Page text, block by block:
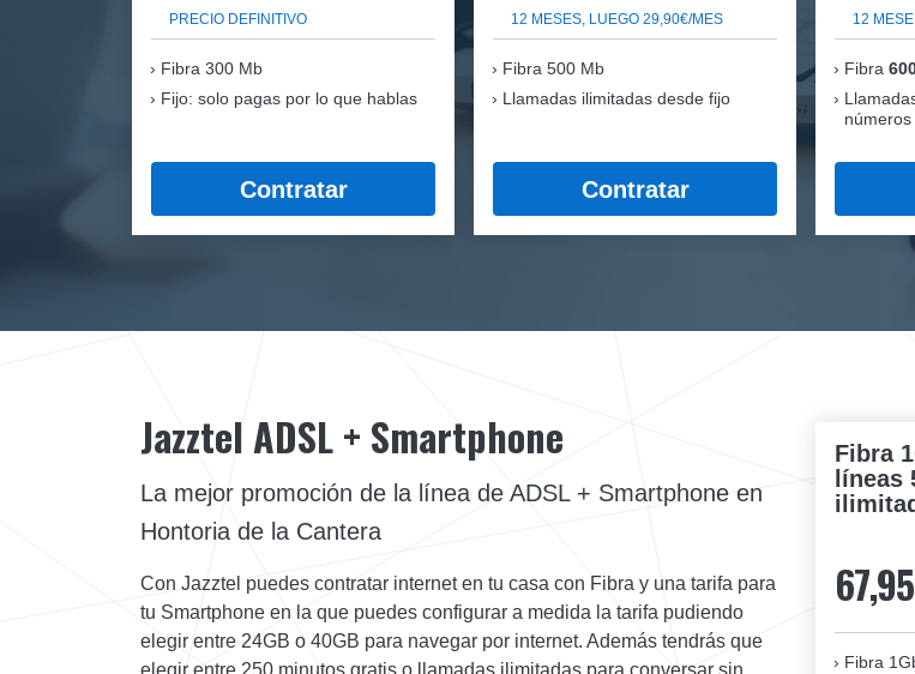
PRECIO DEFINITIVO
Fibra 300 Mb
Fijo: solo pagas por lo que hablas
Contratar
12 MESES, LUEGO 29,90€/MES
Fibra 500 Mb
Llamadas ilimitadas desde fijo
Contratar
12
Fibra
Fibra
líneas
67,95
Fibra
Jazztel ADSL + Smartphone
La mejor promoción de la línea de ADSL + Smartphone en
Hontoria de la Cantera
Con Jazztel puedes contratar internet en tu casa con Fibra y una tarifa para
tu Smartphone en la que puedes configurar a medida la tarifa pudiendo
elegir entre 24GB o 40GB para navegar por internet. Además tendrás que